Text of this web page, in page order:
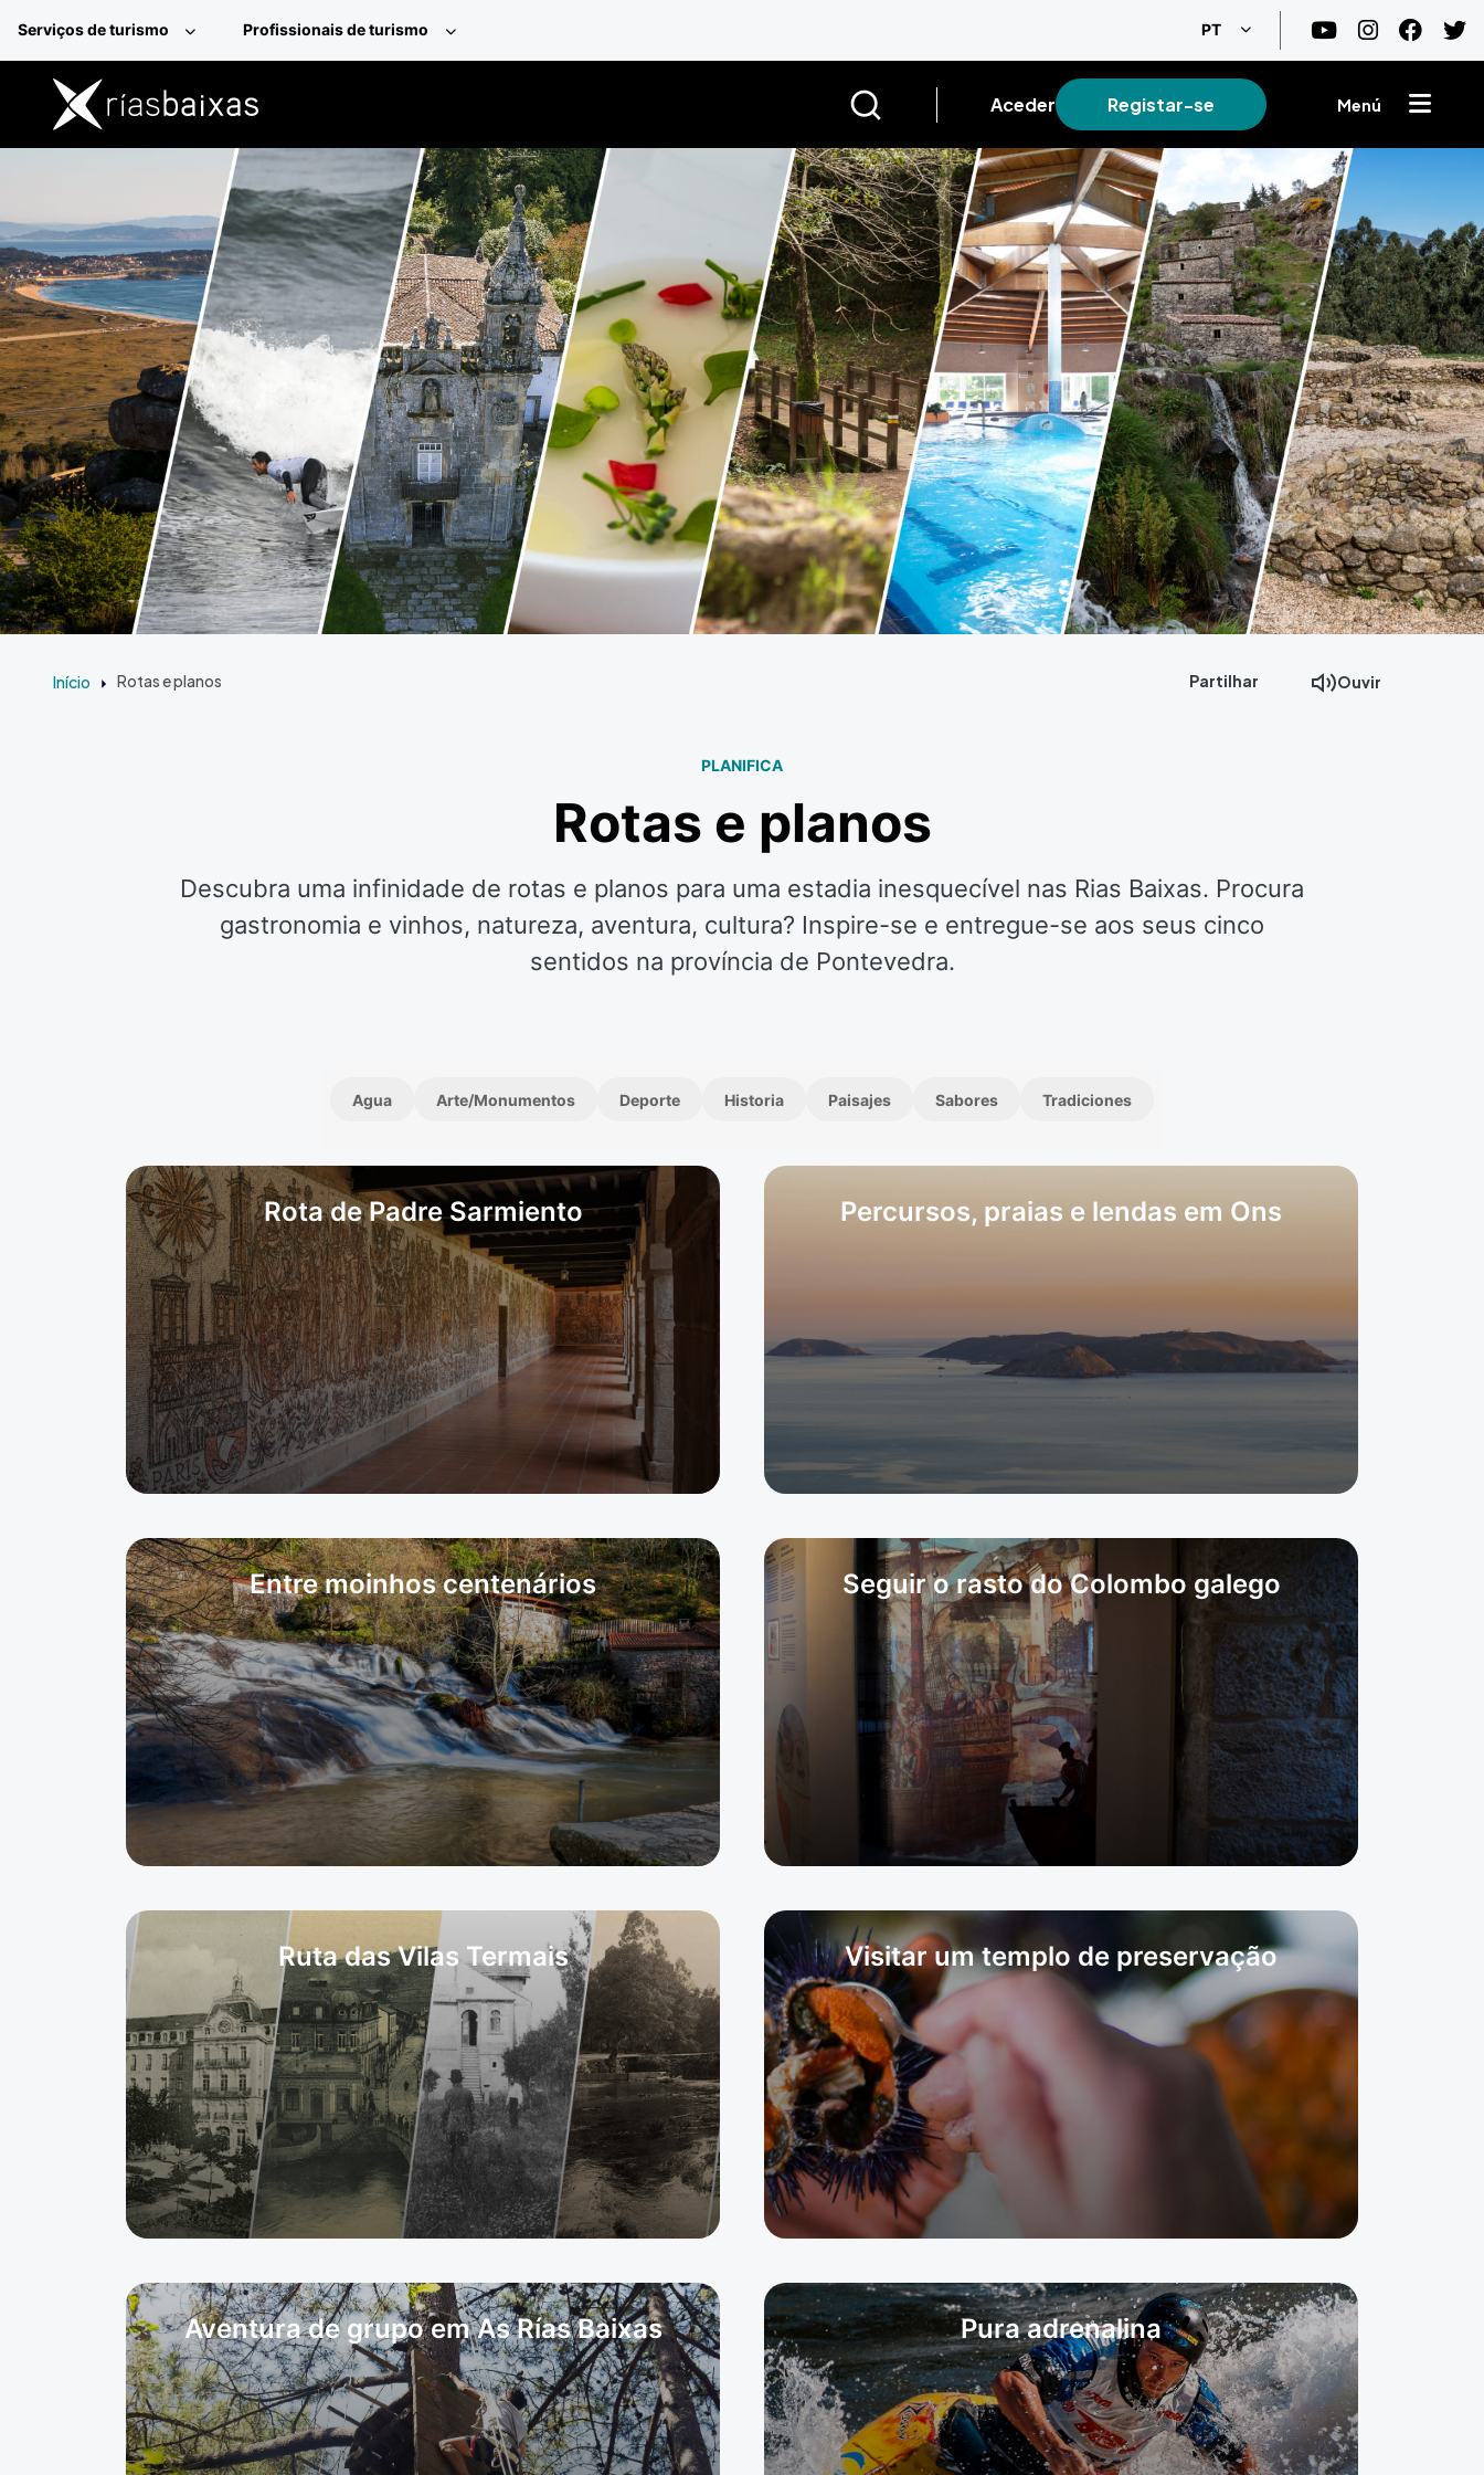
Serviços de turismo Profissionais de turismo PT Lista de ações adicionais
Aceder Registar-se Menú
Início Rotas e planos Partilhar Ouvir
PLANIFICA
Rotas e planos
Descubra uma infinidade de rotas e planos para uma estadia inesquecível nas Rias Baixas. Procura
gastronomia e vinhos, natureza, aventura, cultura? Inspire-se e entregue-se aos seus cinco
sentidos na província de Pontevedra.
Agua Arte/Monumentos Deporte Historia Paisajes Sabores Tradiciones
Rota de Padre Sarmiento Percursos, praias e lendas em Ons
Entre moinhos centenários Seguir o rasto do Colombo galego
Ruta das Vilas Termais Visitar um templo de preservação
Aventura de grupo em As Rías Baixas Pura adrenalina